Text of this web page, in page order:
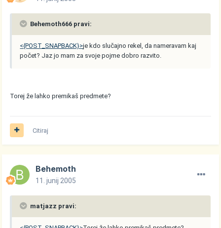
Behemoth666 pravi:
<{POST_SNAPBACK}>je kdo slučajno rekel, da nameravam kaj
počet? Jaz jo mam za svoje pojme dobro razvito.
Torej že lahko premikaš predmete?
Citiraj
Behemoth
11. junij 2005
matjazz pravi: